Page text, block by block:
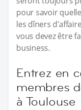
pour savoir
les dîners
vous devez être
business.
Entrez en
membres
à Toulouse